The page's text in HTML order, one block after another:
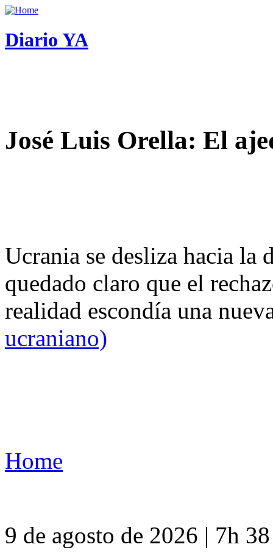
Diario YA
José Luis Orella: El
Ucrania se desliza hacia
quedado claro que el
realidad escondía una
ucraniano)
Home
9 de agosto de 2026 | 7h